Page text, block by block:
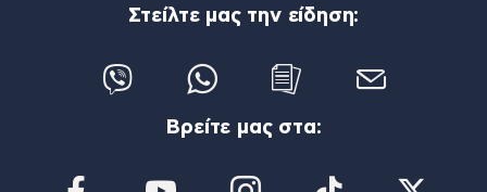
Στείλτε μας την είδηση:
Βρείτε μας στα: